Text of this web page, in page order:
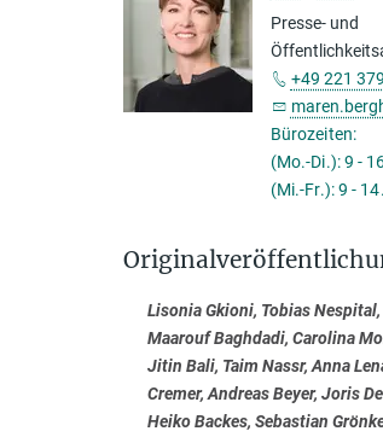
Presse- und
+49 221
Bürozeiten:
(Mo.-Di.): 9 -
(Mi.-Fr.): 9 -
Lisonia Gkioni, Tobias Nespital,
Maarouf Baghdadi, Carolina
Jitin Bali, Taim Nassr, Anna
Cremer, Andreas Beyer, Joris
Heiko Backes, Sebastian